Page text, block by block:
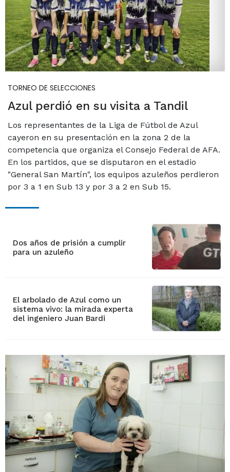
TORNEO DE SELECCIONES
Azul perdió en su visita a Tandil
Los representantes de la Liga de Fútbol de Azul
cayeron en su presentación en la zona 2 de la
competencia que organiza el Consejo Federal de AFA.
En los partidos, que se disputaron en el estadio
"General San Martín", los equipos azuleños perdieron
por 3 a 1 en Sub 13 y por 3 a 2 en Sub 15.
Dos años de prisión a cumplir
para un azuleño
El arbolado de Azul como un
sistema vivo: la mirada experta
del ingeniero Juan Bardi